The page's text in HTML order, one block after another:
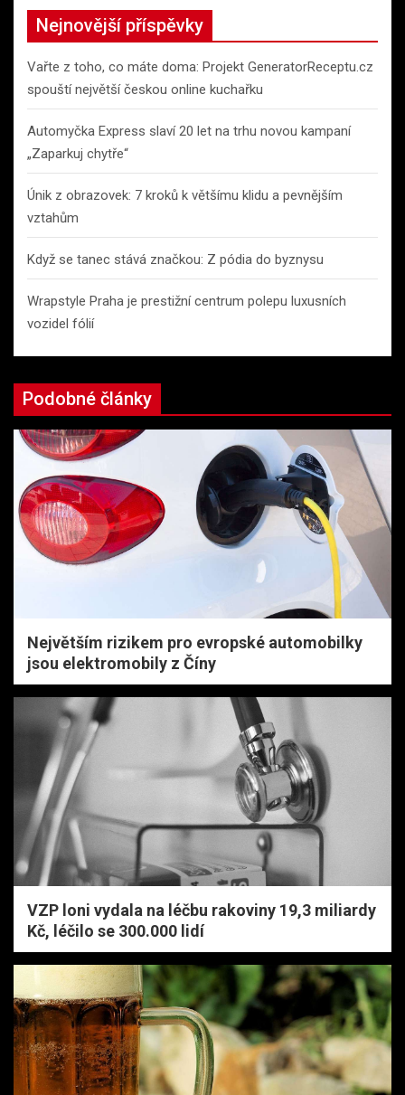
h
Nejnovější příspěvky
Vařte z toho, co máte doma: Projekt GeneratorReceptu.cz
spouští největší českou online kuchařku
Automyčka Express slaví 20 let na trhu novou kampaní
„Zaparkuj chytře“
Únik z obrazovek: 7 kroků k většímu klidu a pevnějším
vztahům
Když se tanec stává značkou: Z pódia do byznysu
Wrapstyle Praha je prestižní centrum polepu luxusních
vozidel fólií
Podobné články
Největším rizikem pro evropské automobilky
jsou elektromobily z Číny
VZP loni vydala na léčbu rakoviny 19,3 miliardy
Kč, léčilo se 300.000 lidí